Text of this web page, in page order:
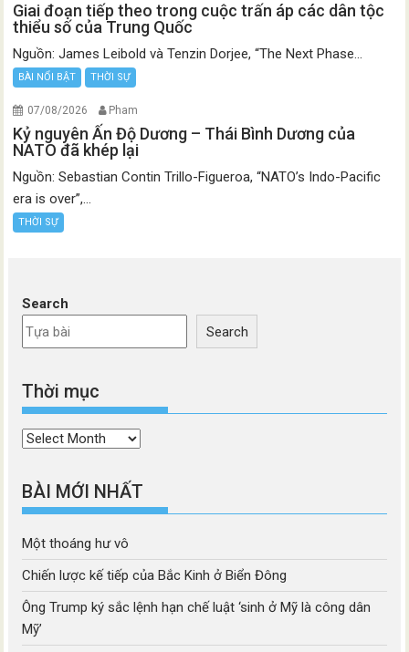
Giai đoạn tiếp theo trong cuộc trấn áp các dân tộc
thiểu số của Trung Quốc
Nguồn: James Leibold và Tenzin Dorjee, “The Next Phase...
BÀI NỔI BẬT THỜI SỰ
07/08/2026 Pham
Kỷ nguyên Ấn Độ Dương – Thái Bình Dương của
NATO đã khép lại
Nguồn: Sebastian Contin Trillo-Figueroa, “NATO’s Indo-Pacific
era is over”,...
THỜI SỰ
Search
Search
Thời mục
Thời
BÀI MỚI NHẤT
Một thoáng hư vô
Chiến lược kế tiếp của Bắc Kinh ở Biển Đông
Ông Trump ký sắc lệnh hạn chế luật ‘sinh ở Mỹ là công dân
Mỹ’